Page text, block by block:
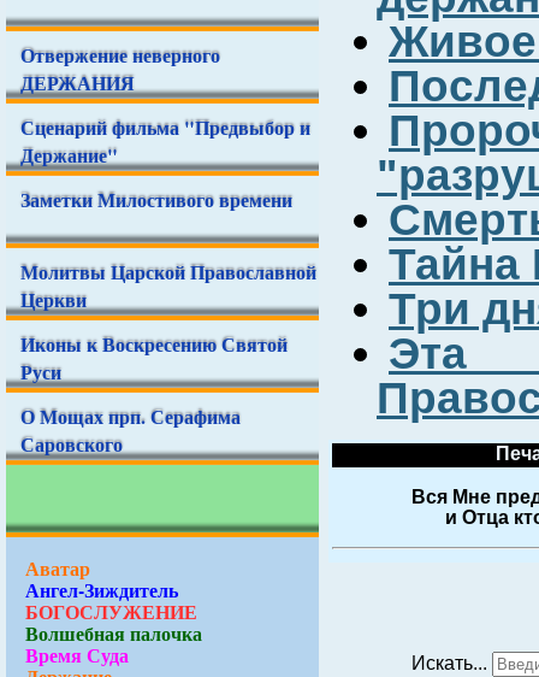
Отвержение неверного
ДЕРЖАНИЯ
Сценарий фильма "Предвыбор и
Держание"
Заметки Милостивого времени
Молитвы Царской Православной
Церкви
Иконы к Воскресению Святой
Руси
О Мощах прп. Серафима
Саровского
Аватар
Ангел-Зиждитель
БОГОСЛУЖЕНИЕ
Волшебная палочка
Время Суда
Тайна
Три
Эта
Вся Мне
и Отца
Искать...